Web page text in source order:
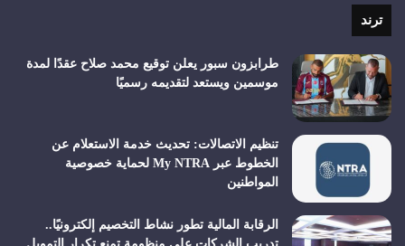
ترند
طرابزون سبور يعلن توقيع محمد صلاح عقدًا لمدة
موسمين ويستعد لتقديمه رسميًا
تنظيم الاتصالات: تحديث خدمة الاستعلام عن
الخطوط عبر My NTRA لحماية خصوصية
المواطنين
الرقابة المالية تطور نشاط التخصيم إلكترونيًا..